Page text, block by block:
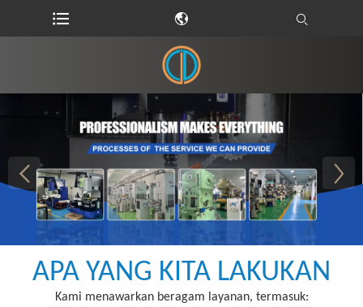
APA YANG KITA LAKUKAN
Kami menawarkan beragam layanan, termasuk: